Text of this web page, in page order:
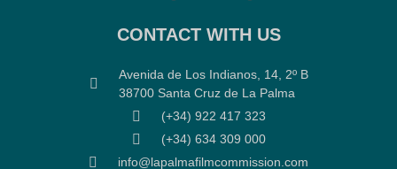
CONTACT WITH US
Avenida de Los Indianos, 14, 2º B
38700 Santa Cruz de La Palma
(+34) 922 417 323
(+34) 634 309 000
info@lapalmafilmcommission.com